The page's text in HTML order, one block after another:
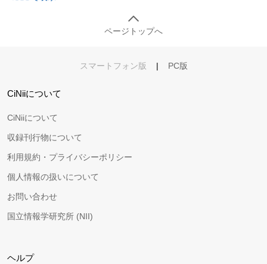
ページトップへ
スマートフォン版 | PC版
CiNiiについて
CiNiiについて
収録刊行物について
利用規約・プライバシーポリシー
個人情報の扱いについて
お問い合わせ
国立情報学研究所 (NII)
ヘルプ